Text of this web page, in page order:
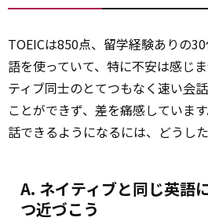
TOEICは850点、留学経験ありの
語を使っていて、特に不安は感じ
ティブ同士のとてつもなく速い会話
ことができず、差を痛感していま
話できるようになるには、どうし
A. ネイティブと同じ英語
つ近づこう